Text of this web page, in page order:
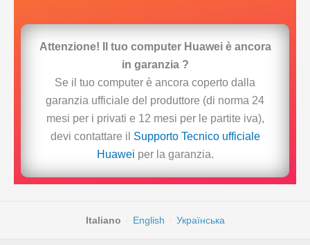
Attenzione! Il tuo computer Huawei è ancora
in garanzia ?
Se il tuo computer è ancora coperto dalla
garanzia ufficiale del produttore (di norma 24
mesi per i privati e 12 mesi per le partite iva),
devi contattare il Supporto Tecnico ufficiale
Huawei per la garanzia.
Italiano · English · Українська